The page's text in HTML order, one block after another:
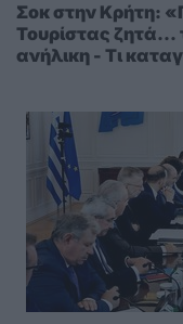
Σοκ στην Κρήτη:
Τουρίστας ζητά...
ανήλικη - Τι